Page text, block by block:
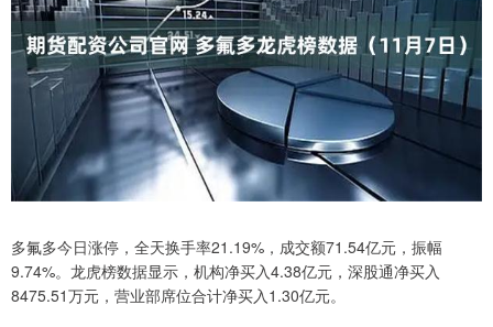
多氟多今日涨停，全天换手率21.19%，成交额71.54亿元，振幅
9.74%。龙虎榜数据显示，机构净买入4.38亿元，深股通净买入
8475.51万元，营业部席位合计净买入1.30亿元。